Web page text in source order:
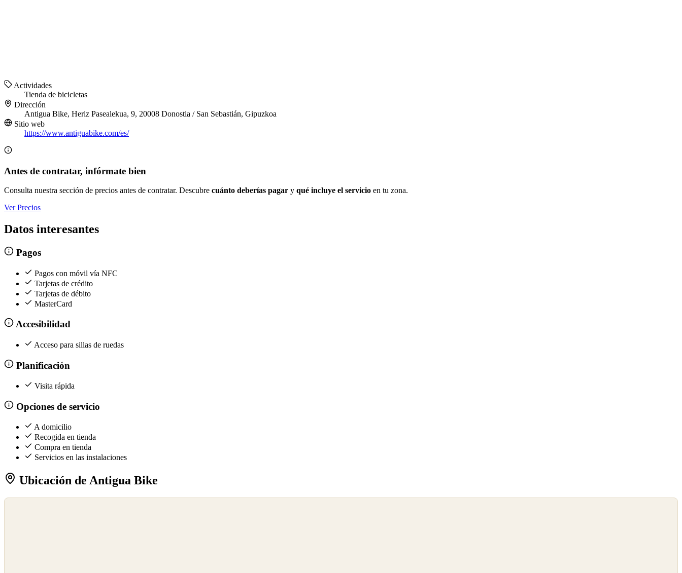
Actividades
Tienda de bicicletas
Dirección
Antigua Bike, Heriz Pasealekua, 9, 20008 Donostia / San Sebastián, Gipuzkoa
Sitio web
https://www.antiguabike.com/es/
Antes de contratar, infórmate bien
Consulta nuestra sección de precios antes de contratar. Descubre cuánto deberías pagar y qué incluye el servicio en tu zona.
Ver Precios
Datos interesantes
Pagos
Pagos con móvil vía NFC
Tarjetas de crédito
Tarjetas de débito
MasterCard
Accesibilidad
Acceso para sillas de ruedas
Planificación
Visita rápida
Opciones de servicio
A domicilio
Recogida en tienda
Compra en tienda
Servicios en las instalaciones
Ubicación de Antigua Bike